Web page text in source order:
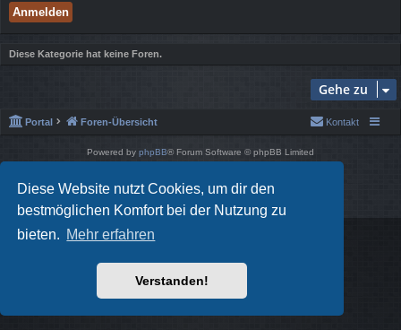
Diese Website nutzt Cookies, um dir den
bestmöglichen Komfort bei der Nutzung zu
bieten. Mehr erfahren
Verstanden!
Diese Kategorie hat keine Foren.
Gehe zu
Portal Foren-Übersicht Kontakt
Powered by phpBB® Forum Software © phpBB Limited
Deutsche Übersetzung durchphpBB.de